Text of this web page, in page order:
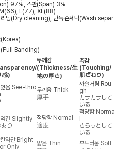
97%, 스판(Span) 3%
L(77), XL(88)
리닝(Dry cleaning), 단독 손세탁(Wash separ
(Korea)
(Full Banding)
感)
두께감
(Thickness/生
地の厚さ)
촉감
(Touching/
肌ざわり)
음 See-thro두꺼움 Thick
厚手
까슬거림 Rou
gh
カサカサして
いる
간 Slightly
あり
적당함 Normal
適度
적당함 Norma
さらっとして
いる
라만 Bright
Only
얇음 Thin
부드러움 Soft